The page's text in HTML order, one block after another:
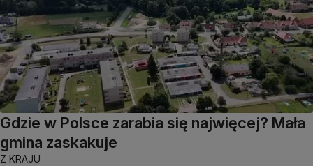
Gdzie w Polsce zarabia się najwięcej? Mała
gmina zaskakuje
Z KRAJU